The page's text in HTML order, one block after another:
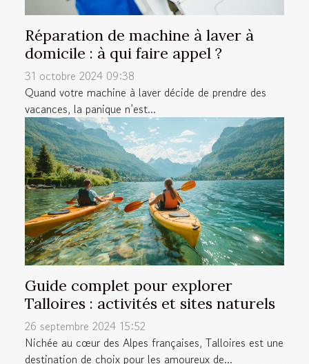
Réparation de machine à laver à
domicile : à qui faire appel ?
31 octobre 2024 09:38
Quand votre machine à laver décide de prendre des
vacances, la panique n’est...
Guide complet pour explorer
Talloires : activités et sites naturels
26 septembre 2024 15:52
Nichée au cœur des Alpes françaises, Talloires est une
destination de choix pour les amoureux de...